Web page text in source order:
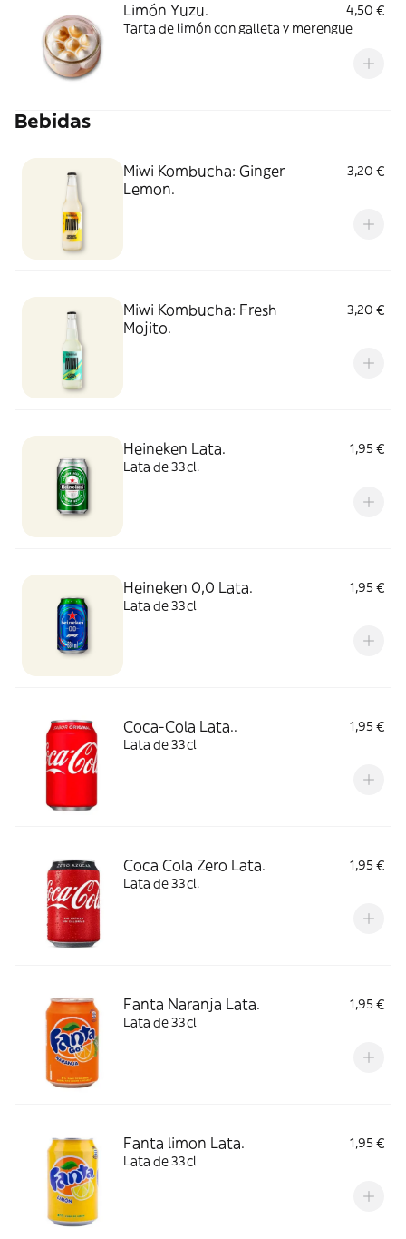
Limón Yuzu.
4,50 €
Tarta de limón con galleta y merengue
Bebidas
Miwi Kombucha: Ginger
Lemon.
3,20 €
Miwi Kombucha: Fresh
Mojito.
3,20 €
Heineken Lata.
1,95 €
Lata de 33cl.
Heineken 0,0 Lata.
1,95 €
Lata de 33cl
Coca-Cola Lata..
1,95 €
Lata de 33cl
Coca Cola Zero Lata.
1,95 €
Lata de 33cl.
Fanta Naranja Lata.
1,95 €
Lata de 33cl
Fanta limon Lata.
1,95 €
Lata de 33cl